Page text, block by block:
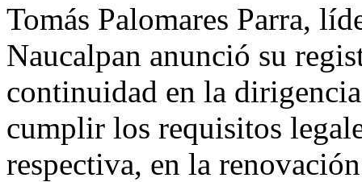
Tomás Palomares Parra,
Naucalpan anunció su
continuidad en la
cumplir los requisitos
respectiva, en la